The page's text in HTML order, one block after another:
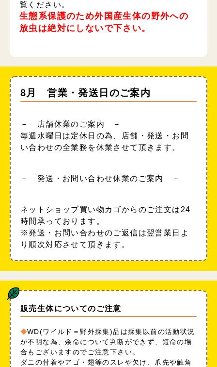
覧ください。
生態系保護のため外国産生体の野外への
放虫は絶対にしないで下さい。
8月 営業・発送日のご案内
－ 店舗休業のご案内 －
毎週水曜日は定休日の為、店舗・発送・お問
い合わせの全業務を休業させて頂きます。
－ 発送・お問い合わせ休業のご案内 －
ネットショップ買い物カゴからのご注文は24
時間承っております。
※発送・お問い合わせのご返信は翌営業日よ
り順次対応させて頂きます。
販売生体についてのご注意
WD(ワイルド＝野外採集)品は採集以前の活動状況
が不明な為、余命について判断ができず、短命の場
合もございますのでご注意下さい。
ダニの付着やアゴ・翅等のスレや欠け、爪先や触角